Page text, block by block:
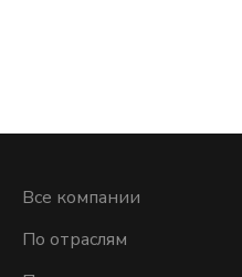
Все компании
По отраслям